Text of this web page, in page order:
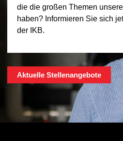
die die großen Themen
haben? Informieren Sie sich
der IKB.
Aktuelle Stellenangebote